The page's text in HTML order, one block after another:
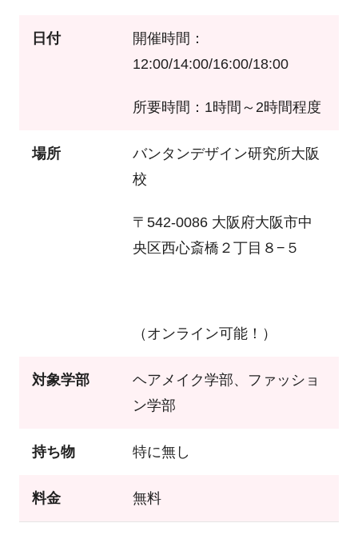
日付
開催時間：
12:00/14:00/16:00/18:00
所要時間：1時間～2時間程度
場所
バンタンデザイン研究所大阪
校
〒542-0086 大阪府大阪市中
央区西心斎橋２丁目８−５
（オンライン可能！）
対象学部
ヘアメイク学部、ファッショ
ン学部
持ち物 特に無し
料金 無料